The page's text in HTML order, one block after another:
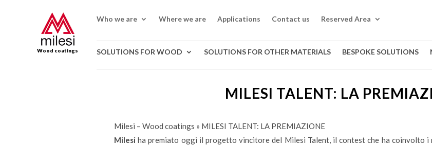
Wood coatings
Who we are Where we are Applications Contact us Reserved Area
SOLUTIONS FOR WOOD SOLUTIONS FOR OTHER MATERIALS BESPOKE SOLUTIONS
MILESI TALENT: LA
Milesi – Wood coatings » MILESI TALENT: LA PREMIAZIONE
Milesi ha premiato oggi il progetto vincitore del Milesi Talent, il contest che ha coinvolto i